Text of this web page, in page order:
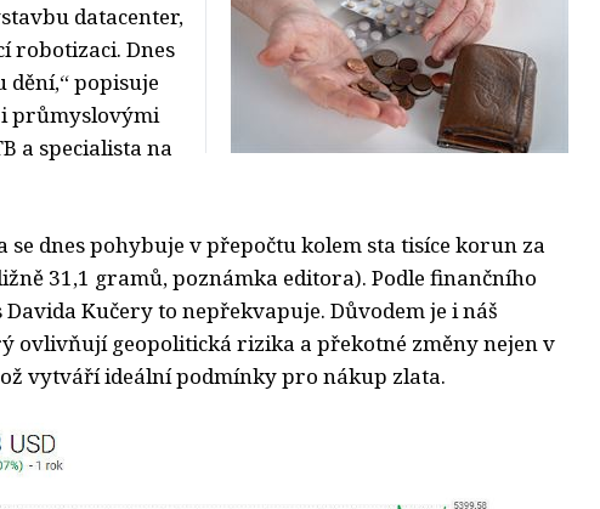
datacenter,
robotizaci. Dnes
popisuje
průmyslovými
a specialista na
se dnes pohybuje v přepočtu kolem sta tisíce korun za
31,1 gramů, poznámka editora). Podle finančního
Kučery to nepřekvapuje. Důvodem je i náš
ovlivňují geopolitická rizika a překotné změny nejen v
vytváří ideální podmínky pro nákup zlata.